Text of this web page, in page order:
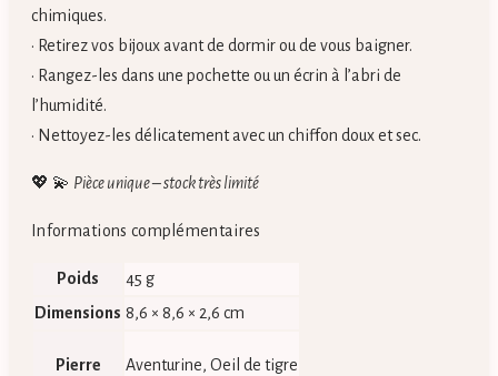
chimiques.
• Retirez vos bijoux avant de dormir ou de vous baigner.
• Rangez-les dans une pochette ou un écrin à l’abri de
l’humidité.
• Nettoyez-les délicatement avec un chiffon doux et sec.
💖 💫 Pièce unique – stock très limité
Informations complémentaires
Poids
45 g
Dimensions 8,6 × 8,6 × 2,6 cm
Pierre Aventurine, Oeil de tigre